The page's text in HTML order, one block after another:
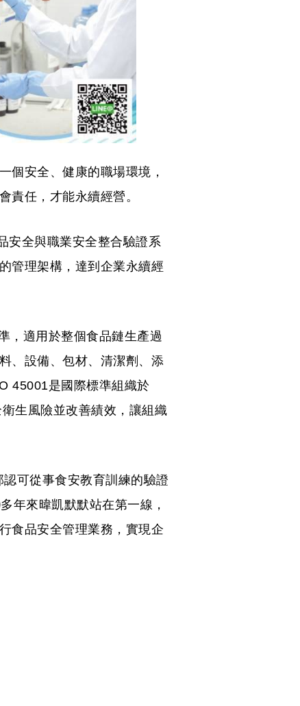
個安全、健康的職場環境，
責任，才能永續經營。
安全與職業安全整合驗證系
管理架構，達到企業永續經
，適用於整個食品鏈生產過
、設備、包材、清潔劑、添
45001是國際標準組織於
生風險並改善績效，讓組織
可從事食安教育訓練的驗證
年來暐凱默默站在第一線，
食品安全管理業務，實現企